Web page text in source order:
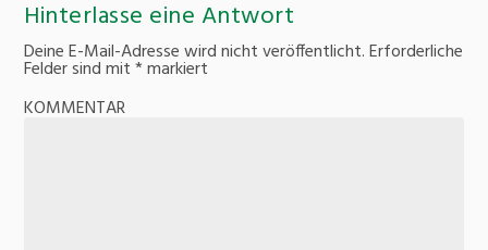
Hinterlasse eine Antwort
Deine E-Mail-Adresse wird nicht veröffentlicht. Erforderliche
Felder sind mit*markiert
KOMMENTAR